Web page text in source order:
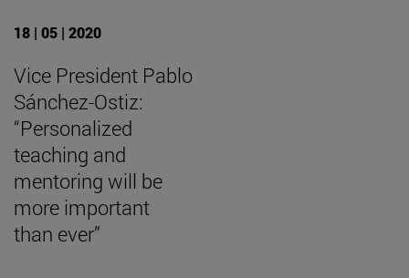
18 | 05 | 2020
Vice President Pablo
Sánchez-Ostiz:
“Personalized
teaching and
mentoring will be
more important
than ever”